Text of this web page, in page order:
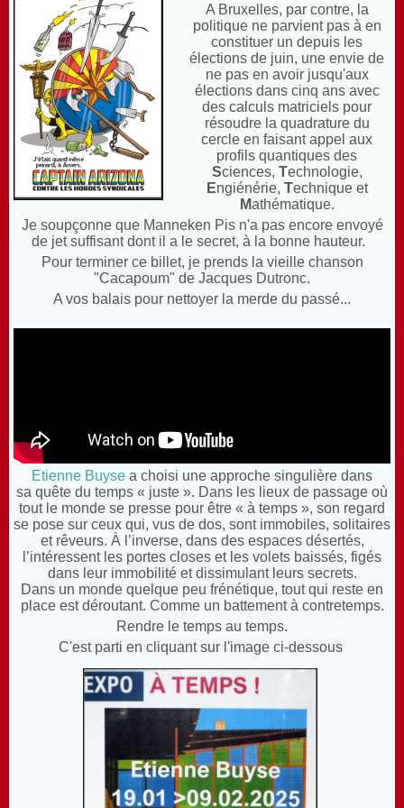
A Bruxelles, par contre, la
politique ne parvient pas à en
constituer un depuis les
élections de juin, une envie de
ne pas en avoir jusqu'aux
élections dans cinq ans avec
des calculs matriciels pour
résoudre la quadrature du
cercle en faisant appel aux
profils quantiques des
Sciences, Technologie,
Engiénérie, Technique et
Mathématique.
Je soupçonne que Manneken Pis n'a pas encore envoyé
de jet suffisant dont il a le secret, à la bonne hauteur.
Pour terminer ce billet, je prends la vieille chanson
"Cacapoum" de Jacques Dutronc.
A vos balais pour nettoyer la merde du passé...
Etienne Buyse a choisi une approche singulière dans
sa quête du temps « juste ». Dans les lieux de passage où
tout le monde se presse pour être « à temps », son regard
se pose sur ceux qui, vus de dos, sont immobiles, solitaires
et rêveurs. À l’inverse, dans des espaces désertés,
l’intéressent les portes closes et les volets baissés, figés
dans leur immobilité et dissimulant leurs secrets.
Dans un monde quelque peu frénétique, tout qui reste en
place est déroutant. Comme un battement à contretemps.
Rendre le temps au temps.
C'est parti en cliquant sur l'image ci-dessous